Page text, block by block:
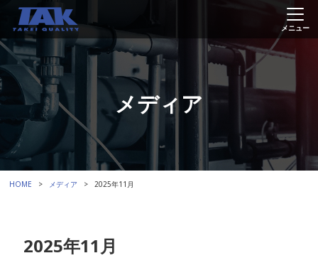
メディア
HOME メディア 2025年11月
2025年11月